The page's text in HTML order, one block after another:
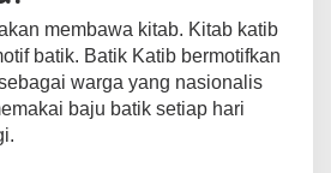
membawa kitab. Kitab katib
batik. Batik Katib bermotifkan
warga yang nasionalis
baju batik setiap hari